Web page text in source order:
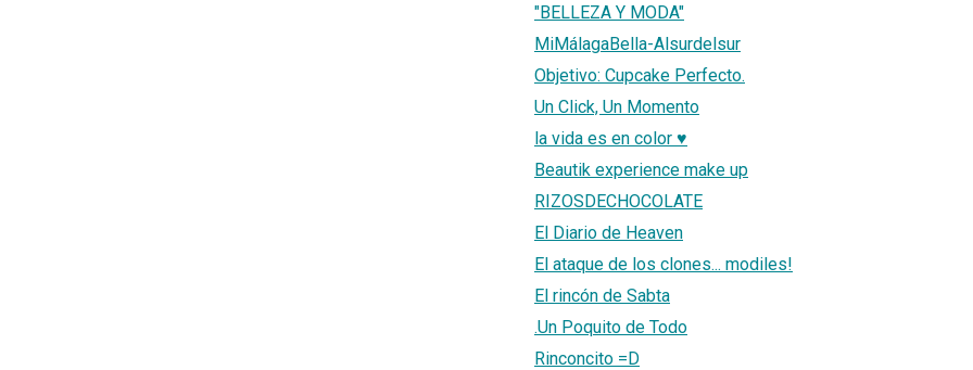
"BELLEZA Y MODA"
MiMálagaBella-Alsurdelsur
Objetivo: Cupcake Perfecto.
Un Click, Un Momento
la vida es en color ♥
Beautik experience make up
RIZOSDECHOCOLATE
El Diario de Heaven
El ataque de los clones... modiles!
El rincón de Sabta
.Un Poquito de Todo
Rinconcito =D